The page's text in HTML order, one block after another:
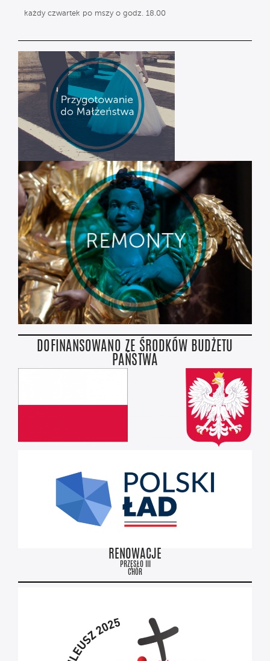
każdy czwartek po mszy o godz. 18.00
DOFINANSOWANO ZE ŚRODKÓW BUDŻETU
PAŃSTWA
RENOWACJE
PRZĘSŁO III
CHÓR